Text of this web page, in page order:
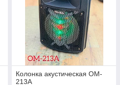
Колонка акустическая OM-
213A